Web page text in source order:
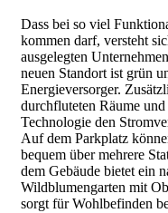
Dass bei so viel
kommen darf, versteht
ausgelegten
neuen Standort ist grün
Energieversorger.
durchfluteten Räume
Technologie den
Auf dem Parkplatz
bequem über mehrere
dem Gebäude bietet ein
Wildblumengarten mit
sorgt für Wohlbefinden